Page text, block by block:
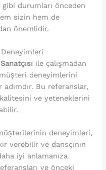
durumları önceden
sizin hem de
önemlidir.
ile çalışmadan
deneyimlerini
Bu referanslar,
ve yeteneklerini
deneyimleri,
verebilir ve dansçının
iyi anlamanıza
ve önceki